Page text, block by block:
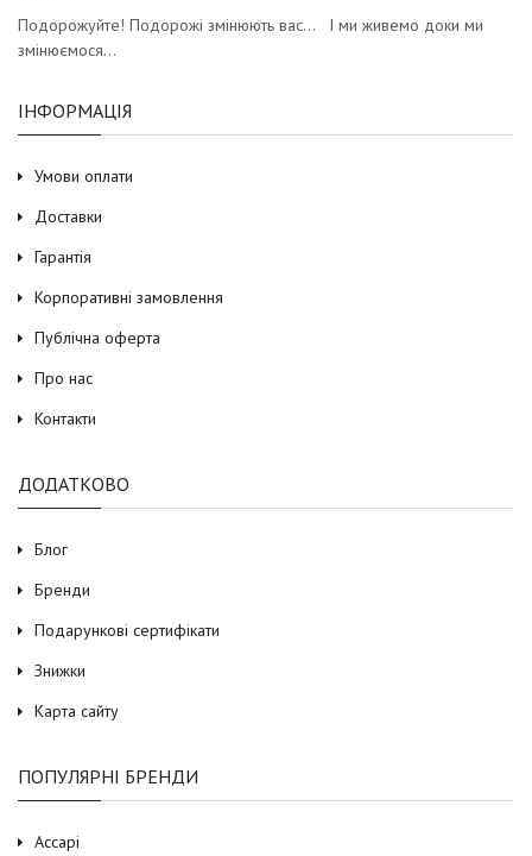
Подорожуйте! Подорожі змінюють вас… І ми живемо доки ми
змінюємося…
ІНФОРМАЦІЯ
Умови оплати
Доставки
Гарантія
Корпоративні замовлення
Публічна оферта
Про нас
Контакти
ДОДАТКОВО
Блог
Бренди
Подарункові сертифікати
Знижки
Карта сайту
ПОПУЛЯРНІ БРЕНДИ
Accapi